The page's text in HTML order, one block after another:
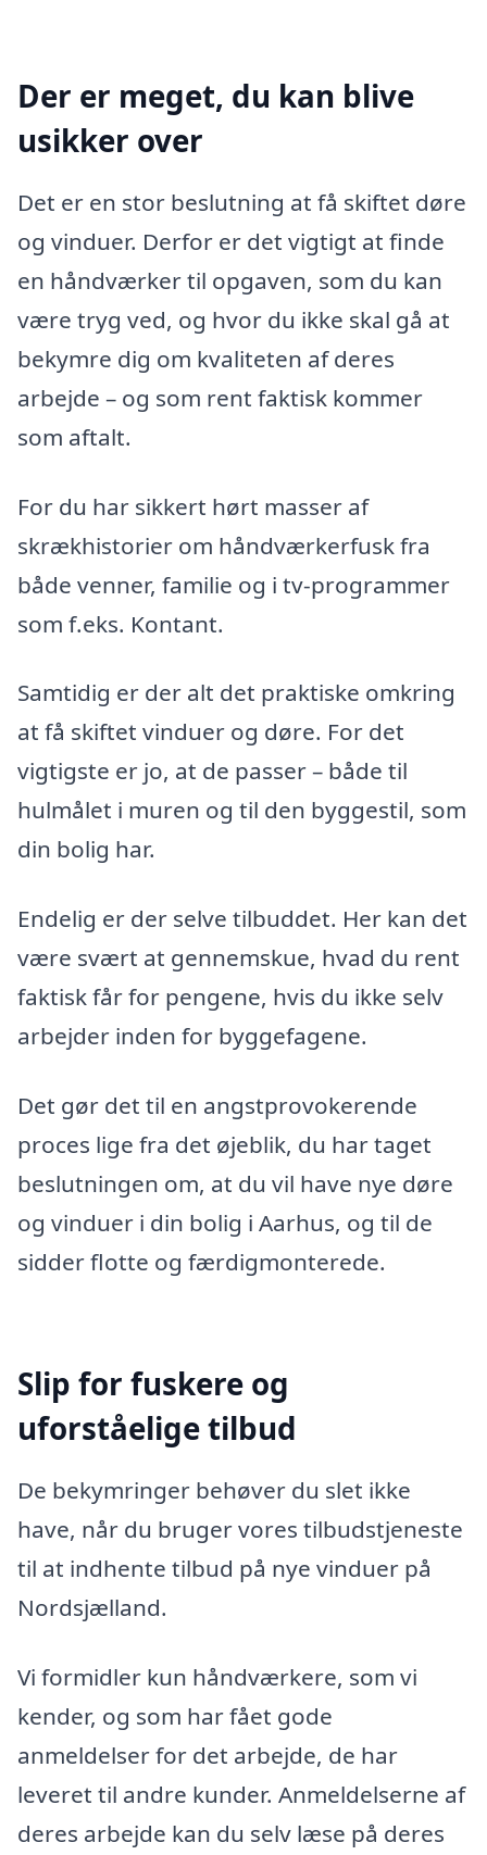
Der er meget, du kan blive
usikker over
Det er en stor beslutning at få skiftet døre
og vinduer. Derfor er det vigtigt at finde
en håndværker til opgaven, som du kan
være tryg ved, og hvor du ikke skal gå at
bekymre dig om kvaliteten af deres
arbejde – og som rent faktisk kommer
som aftalt.
For du har sikkert hørt masser af
skrækhistorier om håndværkerfusk fra
både venner, familie og i tv-programmer
som f.eks. Kontant.
Samtidig er der alt det praktiske omkring
at få skiftet vinduer og døre. For det
vigtigste er jo, at de passer – både til
hulmålet i muren og til den byggestil, som
din bolig har.
Endelig er der selve tilbuddet. Her kan det
være svært at gennemskue, hvad du rent
faktisk får for pengene, hvis du ikke selv
arbejder inden for byggefagene.
Det gør det til en angstprovokerende
proces lige fra det øjeblik, du har taget
beslutningen om, at du vil have nye døre
og vinduer i din bolig i Aarhus, og til de
sidder flotte og færdigmonterede.
Slip for fuskere og
uforståelige tilbud
De bekymringer behøver du slet ikke
have, når du bruger vores tilbudstjeneste
til at indhente tilbud på nye vinduer på
Nordsjælland.
Vi formidler kun håndværkere, som vi
kender, og som har fået gode
anmeldelser for det arbejde, de har
leveret til andre kunder. Anmeldelserne af
deres arbejde kan du selv læse på deres